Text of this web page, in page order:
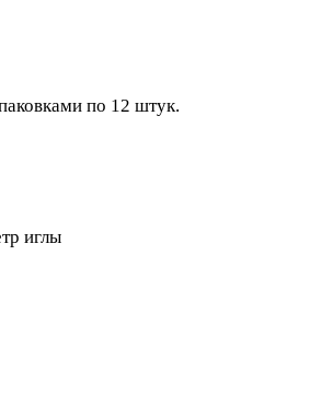
по 12 штук.
иглы